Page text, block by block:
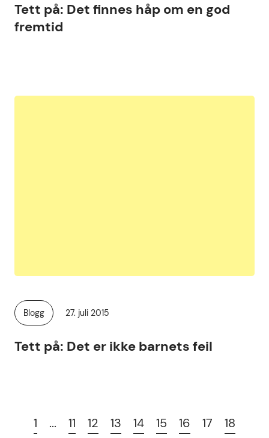
Tett på: Det finnes håp om en god
fremtid
Tett på: Det er ikke barnets feil
Kategori:
Blogg Publisert
27. juli 2015
1 ... 11 12 13 14 15 16 17 18